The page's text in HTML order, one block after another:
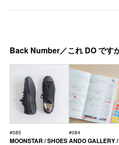
Back Number／これ DO です
#085
MOONSTAR / SHOES
#084
ANDO GALLERY